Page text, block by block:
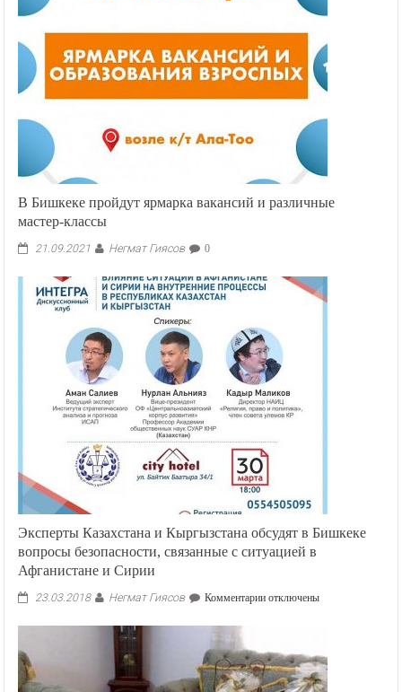
В Бишкеке пройдут ярмарка вакансий и различные
мастер-классы
21.09.2021 Негмат Гиясов 0
Эксперты Казахстана и Кыргызстана обсудят в Бишкеке
вопросы безопасности, связанные с ситуацией в
Афганистане и Сирии
23.03.2018 Негмат Гиясов Комментариик
и
Кыргызстана
отключены